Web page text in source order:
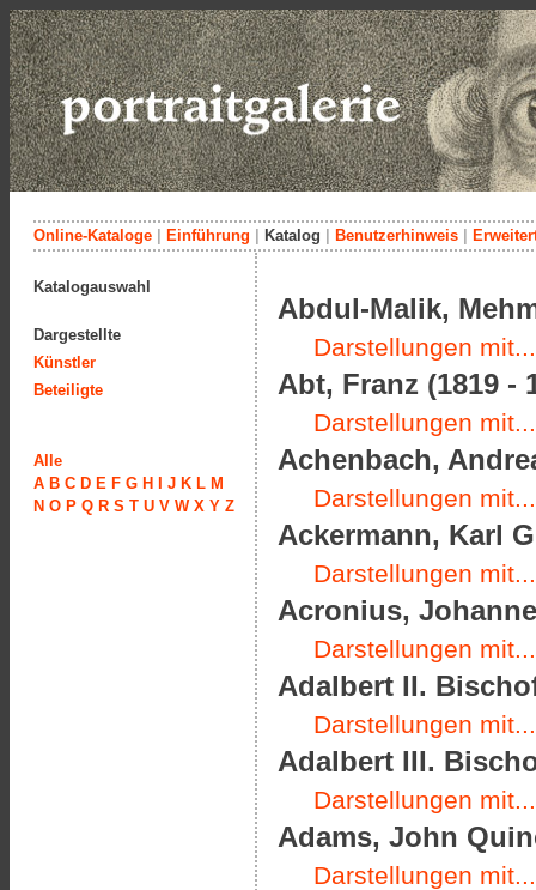
Online-Kataloge Einführung Katalog Benutzerhinweis
Abdul-Malik,
Darstellungen mit...
Abt, Franz (1819 -
Darstellungen mit...
Achenbach,
Darstellungen mit...
Ackermann, Karl
Darstellungen mit...
Acronius,
Darstellungen mit...
Adalbert II.
Darstellungen mit...
Adalbert III.
Darstellungen mit...
Adams, John
Darstellungen mit...
Katalogauswahl
Dargestellte
Künstler
Beteiligte
Alle
A B C D E F G H J K L M
N O P Q R S T U V W X Y Z